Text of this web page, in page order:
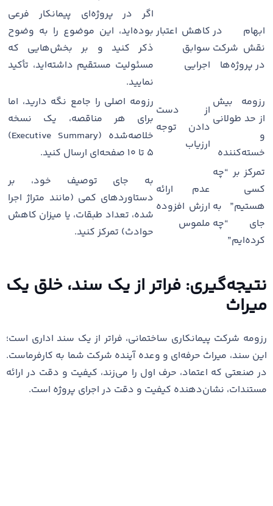
ابهام در
نقش شرکت
در پروژه‌ها
کاهش اعتبار
سوابق
اجرایی
اگر در پروژه‌ای پیمانکار فرعی
بوده‌اید، این موضوع را به وضوح
ذکر کنید و بر بخش‌هایی که
مسئولیت مستقیم داشته‌اید، تأکید
نمایید.
رزومه بیش
از حد طولانی
و
خسته‌کننده
از دست
دادن توجه
ارزیاب
رزومه اصلی را جامع نگه دارید، اما
برای هر مناقصه، یک نسخه
خلاصه‌شده (Executive Summary)
۵ تا ۱۰ صفحه‌ای ارسال کنید.
تمرکز بر “چه
کسی
هستیم” به
جای “چه
کرده‌ایم”
عدم ارائه
ارزش افزوده
ملموس
به جای توصیف خود، بر
دستاوردهای کمی (مانند متراژ اجرا
شده، تعداد طبقات، یا میزان کاهش
حوادث) تمرکز کنید.
نتیجه‌گیری: فراتر از یک سند، خلق یک
میراث
رزومه شرکت پیمانکاری ساختمانی، فراتر از یک سند اداری است؛
این سند، میراث حرفه‌ای و وعده آینده شرکت شما به کارفرماست.
در صنعتی که اعتماد، حرف اول را می‌زند، کیفیت و دقت در ارائه
مستندات، نشان‌دهنده کیفیت و دقت در اجرای پروژه است.